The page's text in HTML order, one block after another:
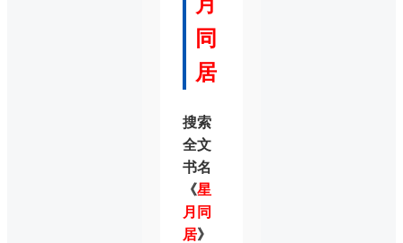
同
居
搜索
全文
书名
《星
月同
居》